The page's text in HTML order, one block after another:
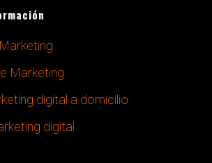
Marketing
digital a domicilio
digital